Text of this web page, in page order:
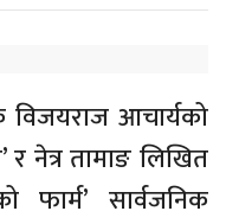
आचार्यको
र नेत्र तामाङ लिखित
फार्म’ सार्वजनिक